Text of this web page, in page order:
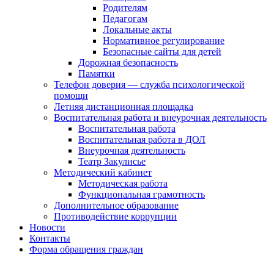
Родителям
Педагогам
Локальные акты
Нормативное регулирование
Безопасные сайты для детей
Дорожная безопасность
Памятки
Телефон доверия — служба психологической
помощи
Летняя дистанционная площадка
Воспитательная работа и внеурочная деятельность
Воспитательная работа
Воспитательная работа в ДОЛ
Внеурочная деятельность
Театр Закулисье
Методический кабинет
Методическая работа
Функциональная грамотность
Дополнительное образование
Противодействие коррупции
Новости
Контакты
Форма обращения граждан